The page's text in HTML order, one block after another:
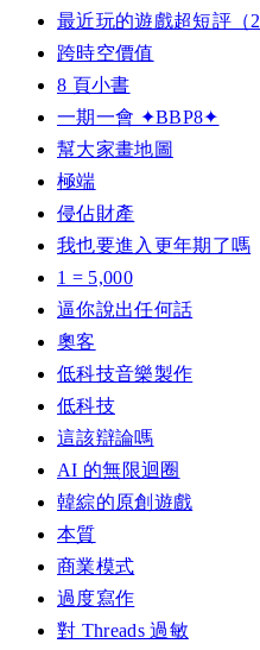
最近玩的遊戲超短評（
跨時空價值
8 頁小書
一期一會 ✦BBP8✦
幫大家畫地圖
極端
侵佔財產
我也要進入更年期了嗎
1 = 5,000
逼你說出任何話
奧客
低科技音樂製作
低科技
這該辯論嗎
AI 的無限迴圈
韓綜的原創遊戲
本質
商業模式
過度寫作
對 Threads 過敏